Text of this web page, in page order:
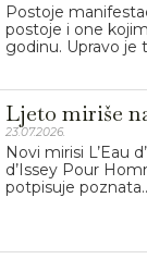
Postoje
postoje i one
godinu. Upravo je
Ljeto miriše
23.07.2026.
Novi mirisi L’Eau
d’Issey Pour
potpisuje